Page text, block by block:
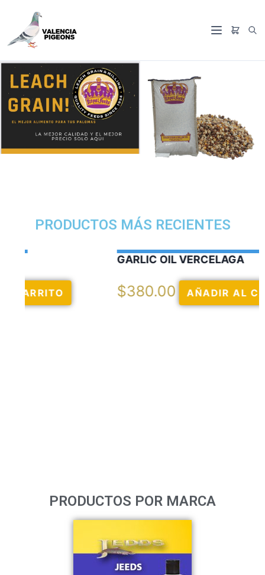
PRODUCTOS MÁS RECIENTES
GARLIC OIL VERCELAGA
$380.00 AÑADIR AL CARRITO
PRODUCTOS POR MARCA